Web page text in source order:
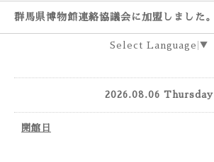
群馬県博物館連絡協議会に加盟しました。
Select Language ▼
2026.08.06 Thursday
開館日